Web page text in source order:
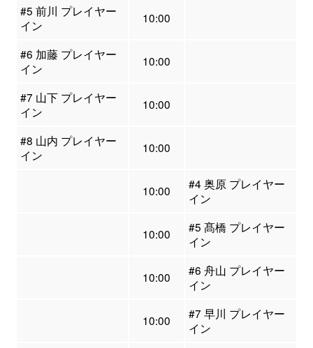
#5 前川 プレイヤー
イン
10:00
#6 加藤 プレイヤー
イン
10:00
#7 山下 プレイヤー
イン
10:00
#8 山内 プレイヤー
イン
10:00
10:00
#4 奥原 プレイヤー
イン
10:00
#5 髙橋 プレイヤー
イン
10:00
#6 舟山 プレイヤー
イン
10:00
#7 早川 プレイヤー
イン